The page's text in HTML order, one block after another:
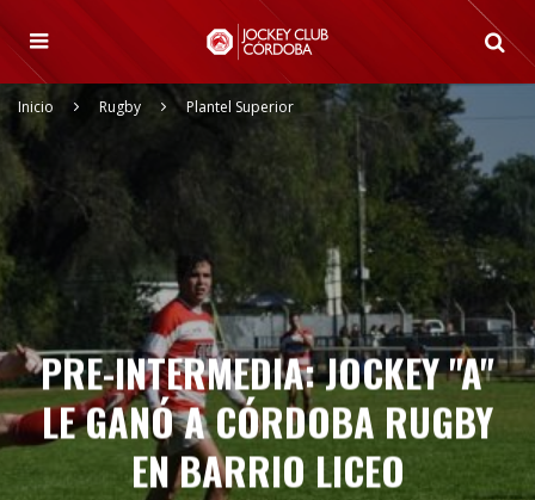
Inicio Rugby Plantel Superior
PRE-INTERMEDIA: JOCKEY "A"
LE GANÓ A CÓRDOBA RUGBY
EN BARRIO LICEO